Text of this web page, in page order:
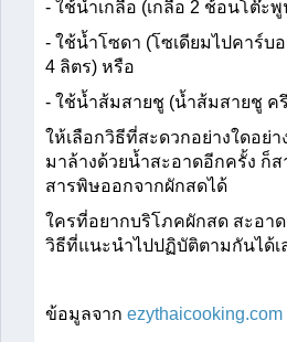
- ใช้น้ำเกลือ (เกลือ 2 ช้อนโต๊ะ
- ใช้น้ำโซดา (โซเดียมไปคาร์บ
4 ลิตร) หรือ
- ใช้น้ำส้มสายชู (น้ำส้มสายชู ค
ให้เลือกวิธีที่สะดวกอย่างใดอย่
มาล้างด้วยน้ำสะอาดอีกครั้ง ก็
สารพิษออกจากผักสดได้
ใครที่อยากบริโภคผักสด สะอา
วิธีที่แนะนำไปปฏิบัติตามกันได้เ
ข้อมูลจาก ezythaicooking.com